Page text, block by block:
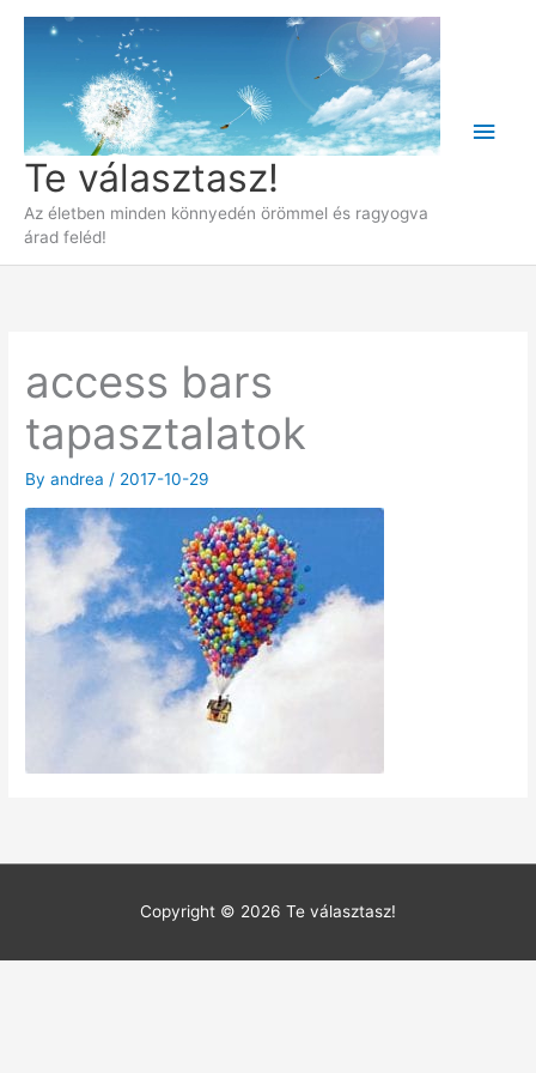
Skip
Te választasz!
Az életben minden könnyedén örömmel és ragyogva
árad feléd!
Main
access bars
tapasztalatok
Byandrea / 2017-10-29
Copyright © 2026 Te választasz!